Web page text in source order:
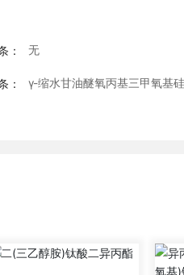
： 无
： γ-缩水甘油醚氧丙基三甲氧基